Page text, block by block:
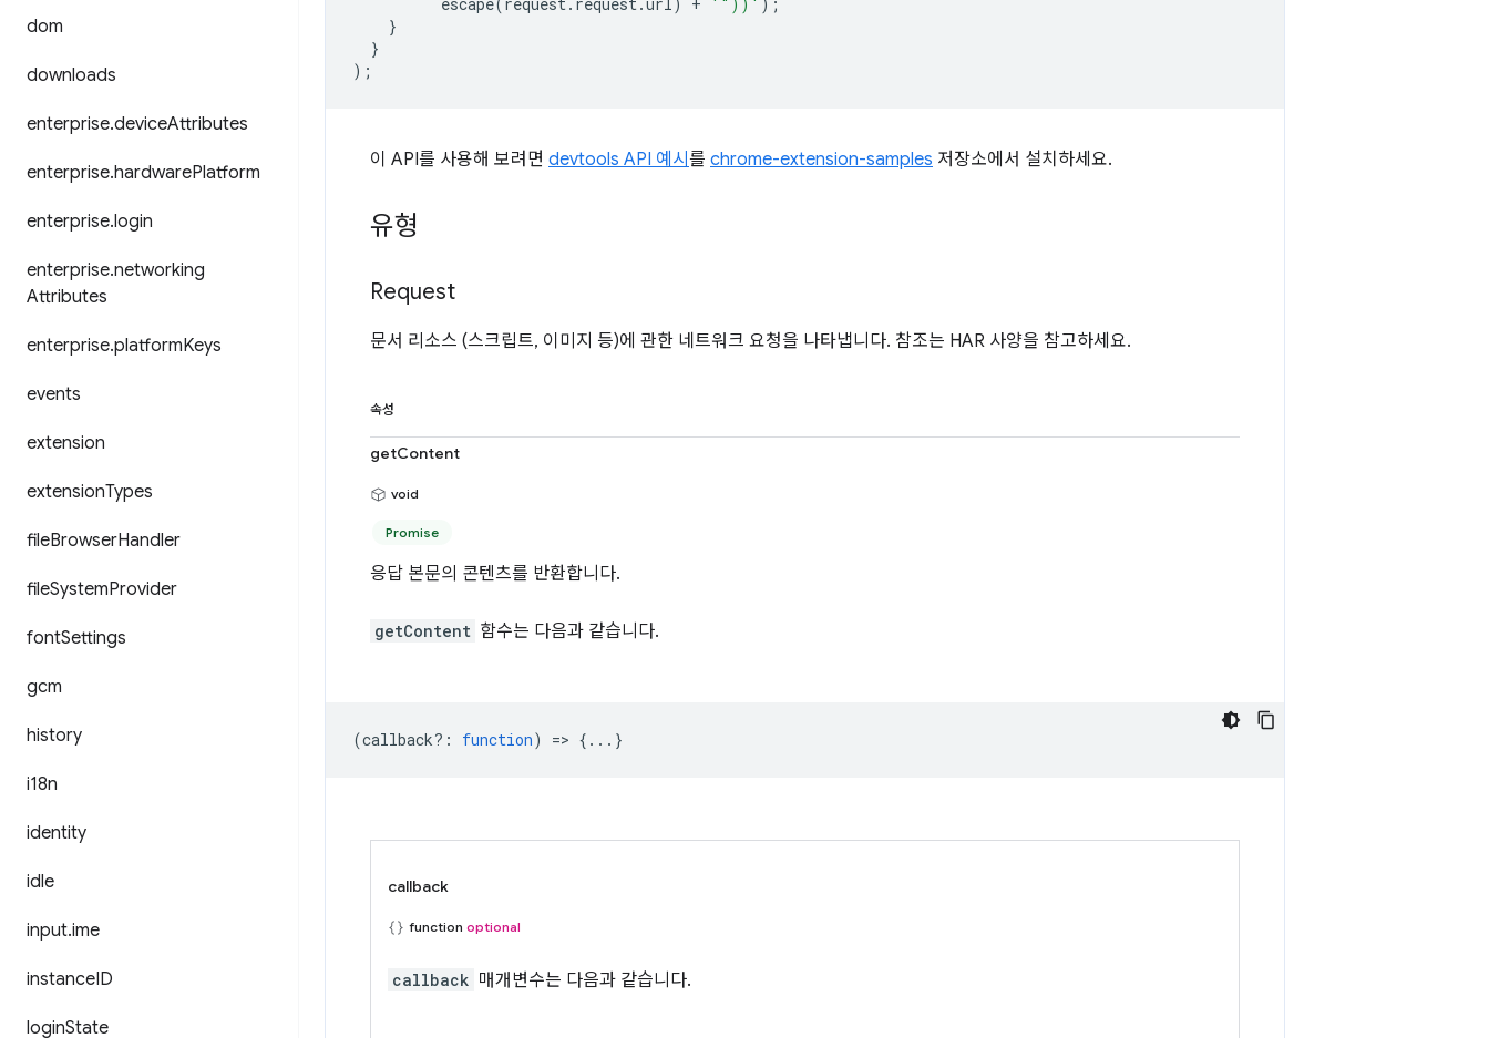
dom
downloads
enterprise.deviceAttributes
enterprise.hardwarePlatform
enterprise.login
enterprise.networking
Attributes
enterprise.platformKeys
events
extension
extensionTypes
fileBrowserHandler
fileSystemProvider
fontSettings
gcm
history
i18n
identity
idle
input.ime
instanceID
loginState
}
}
);
이 API를 사용해 보려면 devtools API 예시 를 chrome-extension-samples 저장소에서 설치하세요.
유형
Request
문서 리소스 (스크립트, 이미지 등)에 관한 네트워크 요청을 나타냅니다. 참조는 HAR 사양을 참고하세요.
속성
getContent
void
Promise
응답 본문의 콘텐츠를 반환합니다.
getContent 함수는 다음과 같습니다.
(callback? : function) => {...}
callback
function optional
callback 매개변수는 다음과 같습니다.